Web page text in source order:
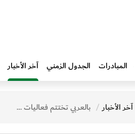
المبادرات‎ الجدول الزمني آخر الأخبار
آخر الأخبار بالعربي تختتم فعاليات دورتها الثامنة تحت شعار " بالعربي.. لسان العالم"